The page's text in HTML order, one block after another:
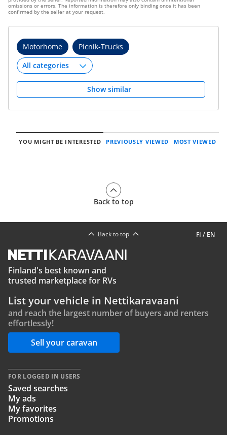
omissions or errors. The information is therefore only binding once it has been
confirmed by the seller at your request.
Motorhome Picnik-Trucks
Show similar
YOU MIGHT BE INTERESTED PREVIOUSLY VIEWED MOST VIEWED
Back to top
FI / EN
Back to top
Finland's best known and
trusted marketplace for RVs
List your vehicle in Nettikaravaani
and reach the largest number of buyers and renters
effortlessly!
Sell your caravan
FOR LOGGED IN USERS
Saved searches
My ads
My favorites
Promotions